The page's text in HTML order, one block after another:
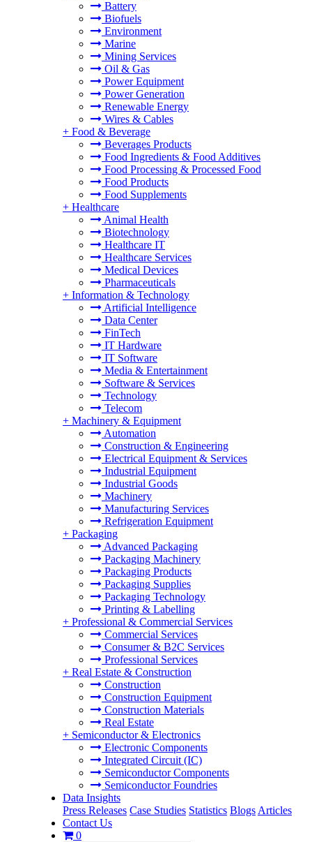
Battery
Biofuels
Environment
Marine
Mining Services
Oil & Gas
Power Equipment
Power Generation
Renewable Energy
Wires & Cables
+ Food & Beverage
Beverages Products
Food Ingredients & Food Additives
Food Processing & Processed Food
Food Products
Food Supplements
+ Healthcare
Animal Health
Biotechnology
Healthcare IT
Healthcare Services
Medical Devices
Pharmaceuticals
+ Information & Technology
Artificial Intelligence
Data Center
FinTech
IT Hardware
IT Software
Media & Entertainment
Software & Services
Technology
Telecom
+ Machinery & Equipment
Automation
Construction & Engineering
Electrical Equipment & Services
Industrial Equipment
Industrial Goods
Machinery
Manufacturing Services
Refrigeration Equipment
+ Packaging
Advanced Packaging
Packaging Machinery
Packaging Products
Packaging Supplies
Packaging Technology
Printing & Labelling
+ Professional & Commercial Services
Commercial Services
Consumer & B2C Services
Professional Services
+ Real Estate & Construction
Construction
Construction Equipment
Construction Materials
Real Estate
+ Semiconductor & Electronics
Electronic Components
Integrated Circuit (IC)
Semiconductor Components
Semiconductor Foundries
Data Insights
Press Releases Case Studies Statistics Blogs Articles
Contact Us
0